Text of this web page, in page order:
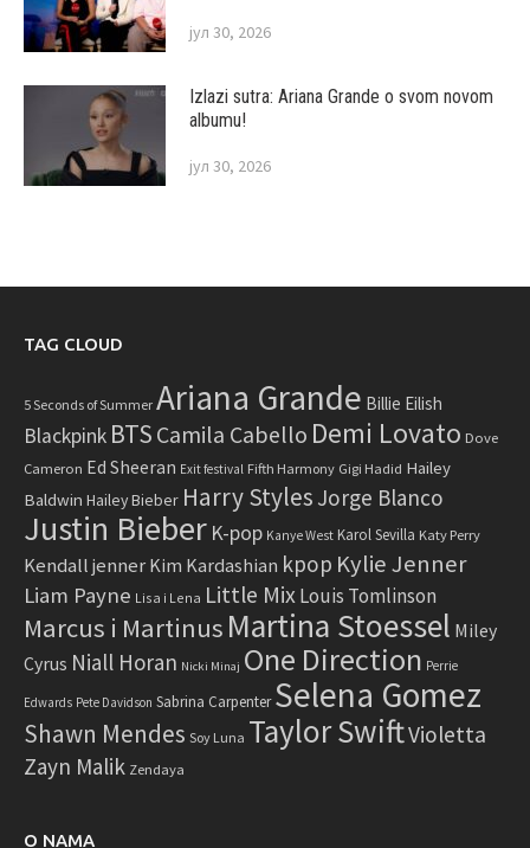
јул 30, 2026
Izlazi sutra: Ariana Grande o svom novom
albumu!
јул 30, 2026
TAG CLOUD
5 Seconds of Summer Ariana Grande Billie Eilish
Blackpink BTS Camila Cabello Demi Lovato Dove
Cameron Ed Sheeran Exit festival Fifth Harmony Gigi Hadid Hailey
Baldwin Hailey Bieber Harry Styles Jorge Blanco
Justin Bieber K-pop Kanye West Karol Sevilla Katy Perry
Kendall jenner Kim Kardashian kpop Kylie Jenner
Liam Payne Lisa i Lena Little MixLouis Tomlinson
Marcus i Martinus Martina Stoessel Miley
Cyrus Niall Horan Nicki Minaj One Direction Perrie
Edwards Pete Davidson Sabrina Carpenter Selena Gomez
Shawn Mendes Soy Luna Taylor SwiftVioletta
Zayn Malik Zendaya
O NAMA